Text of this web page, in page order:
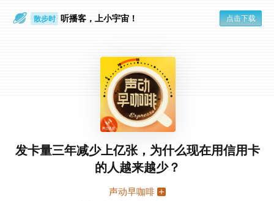
散步时 听播客，上小宇宙！ 点击下载
发卡量三年减少上亿张，为什么现在用信用卡
的人越来越少？
声动早咖啡